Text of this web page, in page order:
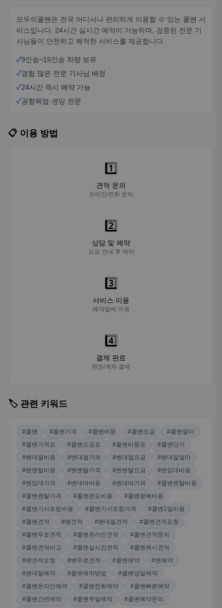
모두의콜밴은 전국 어디서나 편리하게 이용할 수 있는 콜밴 서
비스입니다. 24시간 실시간 예약이 가능하며, 검증된 전문 기
사님들이 안전하고 쾌적한 서비스를 제공합니다.
✓9인승~15인승 차량 보유
✓경험 많은 전문 기사님 배정
✓24시간 즉시 예약 가능
✓공항픽업·샌딩 전문
📋 이용 방법
1️⃣
견적 문의
온라인/전화 문의
2️⃣
상담 및 예약
요금 안내 후 예약
3️⃣
서비스 이용
예약일에 이용
4️⃣
결제 완료
현장/계좌 결제
🏷️ 관련 키워드
#콜밴 #콜밴가격 #콜밴비용 #콜밴요금
#콜밴얼마
#콜밴가격표
#콜밴요금표 #콜밴비용표
#콜밴단가
#밴대절비용
#밴대절가격 #밴대절요금
#밴대절얼마
#밴렌탈비용
#밴렌탈가격 #밴렌탈요금
#밴임대비용
#밴임대가격
#밴대여비용 #밴대여가격
#콜밴렌탈비용
#콜밴렌탈가격
#콜밴편도비용
#콜밴왕복비용
#콜밴기사포함비용
#콜밴기사포함가격
#콜밴1일비용
#콜밴견적
#밴견적 #밴대절견적
#콜밴견적요청
#콜밴무료견적
#콜밴온라인견적
#콜밴견적문의
#콜밴견적비교
#콜밴실시간견적
#콜밴즉시견적
#밴견적요청
#밴무료견적 #콜밴예약
#밴예약
#밴대절예약
#콜밴예약방법
#콜밴당일예약
#콜밴온라인예약
#콜밴전화예약
#콜밴빠른예약
#콜밴간편예약
#콜밴주말예약
#콜밴예약문의